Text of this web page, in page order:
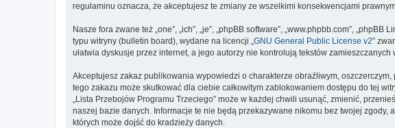
regulaminu oznacza, że akceptujesz te zmiany ze wszelkimi konsekwencjami
Nasze fora zwane też „one”, „ich”, „je”, „phpBB software”, „www.phpbb.com”,
typu witryny (bulletin board), wydane na licencji „ GNU General Public License v2”
ułatwia dyskusje przez internet, a jego autorzy nie kontrolują tekstów
Akceptujesz zakaz publikowania wypowiedzi o charakterze obraźliwym,
tego zakazu może skutkować dla ciebie całkowitym zablokowaniem dostępu do tej
„Lista Przebojów Programu Trzeciego” może w każdej chwili usunąć, zmienić,
naszej bazie danych. Informacje te nie będą przekazywane nikomu bez twojej
których może dojść do kradzieży danych.